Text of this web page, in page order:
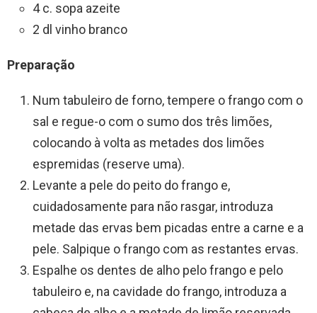
4 c. sopa azeite
2 dl vinho branco
Preparação
Num tabuleiro de forno, tempere o frango com o
sal e regue-o com o sumo dos três limões,
colocando à volta as metades dos limões
espremidas (reserve uma).
Levante a pele do peito do frango e,
cuidadosamente para não rasgar, introduza
metade das ervas bem picadas entre a carne e a
pele. Salpique o frango com as restantes ervas.
Espalhe os dentes de alho pelo frango e pelo
tabuleiro e, na cavidade do frango, introduza a